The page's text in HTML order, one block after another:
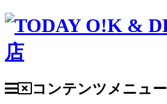
コンテンツメニュー